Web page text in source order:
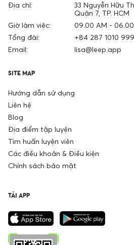
Địa chỉ:
33 Nguyễn Hữu
Quận 7, TP. HCM
Giờ làm việc:
09.00 AM -
Tổng đài:
+84 287 1010 999
Email:
lisa@leep.app
SITE MAP
Hướng dẫn sử dụng
Liên hệ
Blog
Địa điểm tập luyện
Tìm huấn luyện viên
Các điều khoản & Điều kiện
Chính sách bảo mật
TẢI APP